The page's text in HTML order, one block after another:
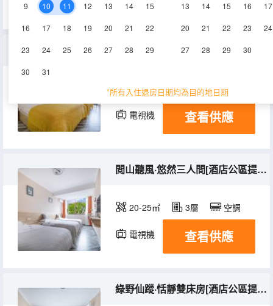
9 10 11 12 13 14 15
16 17 18 19 20 21 22
23 24 25 26 27 28 29
30 31
13 14 15 16 17
20 21 22 23 24
27 28 29 30
*所有入住退房日期均為目的地日期
18-25㎡ 4層 空調
電視機 查看供應
閲山聽風·悠然三人間[酒店公區提供自助洗衣房]
20-25㎡ 3層 空調
電視機 查看供應
綠野仙蹤·恬靜雙床房[酒店公區提供自助洗衣房]